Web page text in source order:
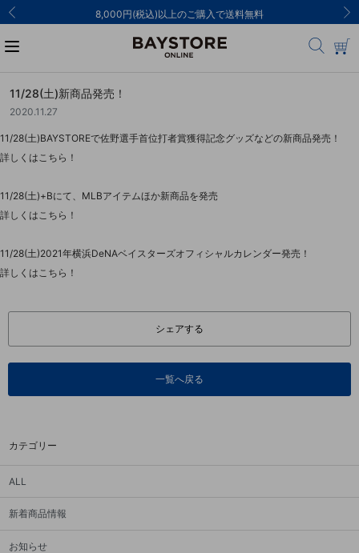
8,000円(税込)以上のご購入で送料無料
カテゴリー
ALL
新着商品情報
お知らせ
11/28(土)新商品発売！
2020.11.27
11/28(土)BAYSTOREで佐野選手首位打者賞獲得記念グッズなどの新商品発売！
詳しくはこちら！
11/28(土)+Bにて、MLBアイテムほか新商品を発売
詳しくはこちら！
11/28(土)2021年横浜DeNAベイスターズオフィシャルカレンダー発売！
詳しくはこちら！
シェアする
一覧へ戻る